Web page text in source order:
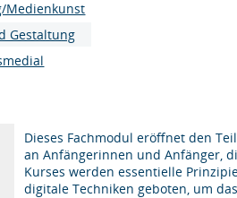
Medienkunst
Gestaltung
Dieses Fachmodul eröffnet den
an Anfängerinnen und Anfänger,
Kurses werden essentielle
digitale Techniken geboten, um